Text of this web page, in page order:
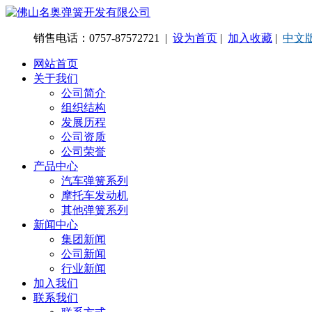
销售电话：0757-87572721 | 设为首页 | 加入收藏 | 中文
网站首页
关于我们
公司简介
组织结构
发展历程
公司资质
公司荣誉
产品中心
汽车弹簧系列
摩托车发动机
其他弹簧系列
新闻中心
集团新闻
公司新闻
行业新闻
加入我们
联系我们